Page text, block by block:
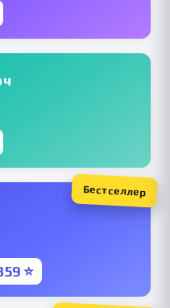
⭐
Бестселлер